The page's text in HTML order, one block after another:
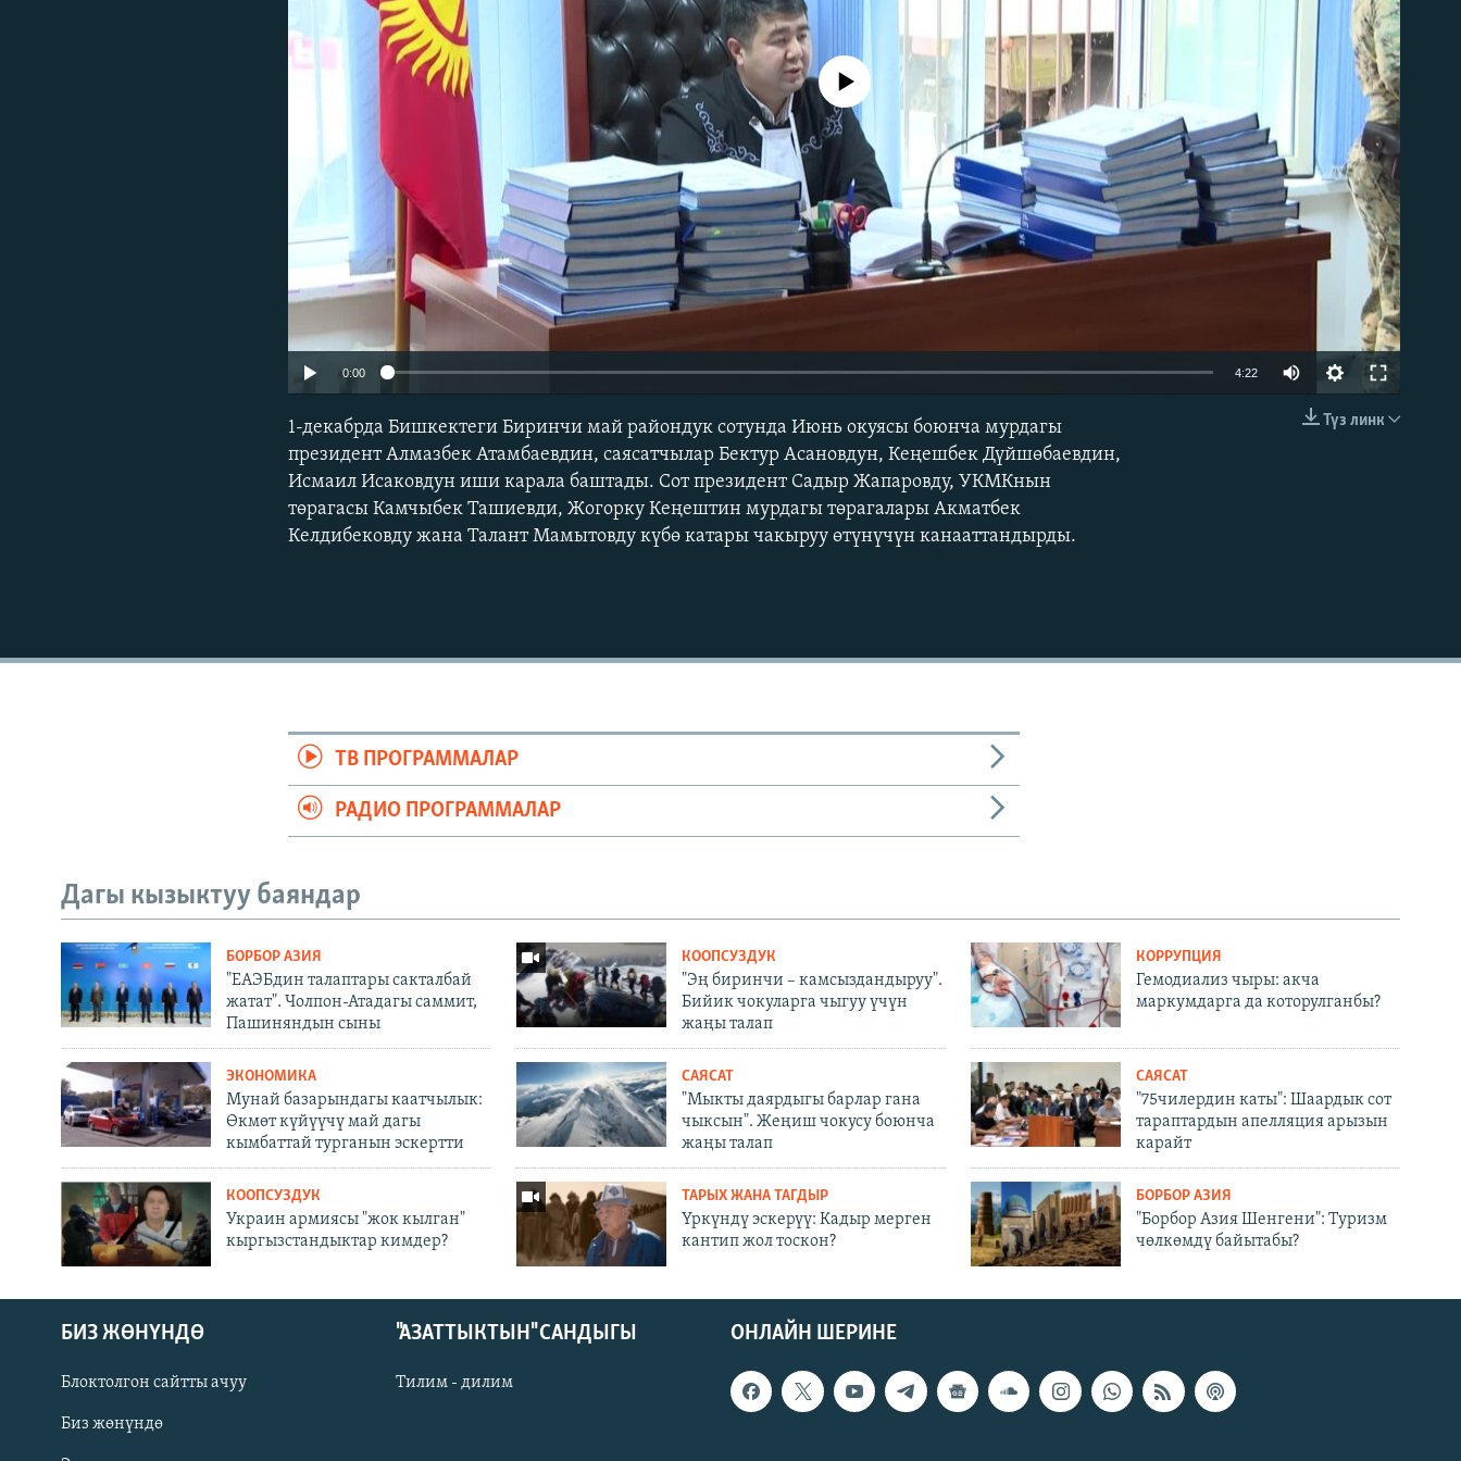
EMBED
720p 1080p
No media source currently available
0:00 4:22
240p
Түз линк
1-декабрда Бишкектеги Биринчи май райондук сотунда Июнь окуясы боюнча мурдагы
президент Алмазбек Атамбаевдин, саясатчылар Бектур Асановдун, Кеңешбек Дүйшөбаевдин,
Исмаил Исаковдун иши карала баштады. Сот президент Садыр Жапаровду, УКМКнын
төрагасы Камчыбек Ташиевди, Жогорку Кеңештин мурдагы төрагалары Акматбек
Келдибековду жана Талант Мамытовду күбө катары чакыруу өтүнүчүн канааттандырды.
ТВ ПРОГРАММАЛАР
РАДИО ПРОГРАММАЛАР
Дагы кызыктуу баяндар
БОРБОР АЗИЯ
"ЕАЭБдин талаптары сакталбай
жатат". Чолпон-Атадагы саммит,
Пашиняндын сыны
КООПСУЗДУК
"Эң биринчи – камсыздандыруу".
Бийик чокуларга чыгуу үчүн
жаңы талап
КОРРУПЦИЯ
Гемодиализ чыры: акча
маркумдарга да которулганбы?
ЭКОНОМИКА
Мунай базарындагы каатчылык:
Өкмөт күйүүчү май дагы
кымбаттай турганын эскертти
САЯСАТ
"Мыкты даярдыгы барлар гана
чыксын". Жеңиш чокусу боюнча
жаңы талап
САЯСАТ
"75чилердин каты": Шаардык сот
тараптардын апелляция арызын
карайт
КООПСУЗДУК
Украин армиясы "жок кылган"
кыргызстандыктар кимдер?
ТАРЫХ ЖАНА ТАГДЫР
Үркүндү эскерүү: Кадыр мерген
кантип жол тоскон?
БОРБОР АЗИЯ
"Борбор Азия Шенгени": Туризм
чөлкөмдү байытабы?
ОНЛАЙН ШЕРИНЕ
БИЗ ЖӨНҮНДӨ
Блоктолгон сайтты ачуу
Биз жөнүндө
"АЗАТТЫКТЫН" САНДЫГЫ
Тилим - дилим